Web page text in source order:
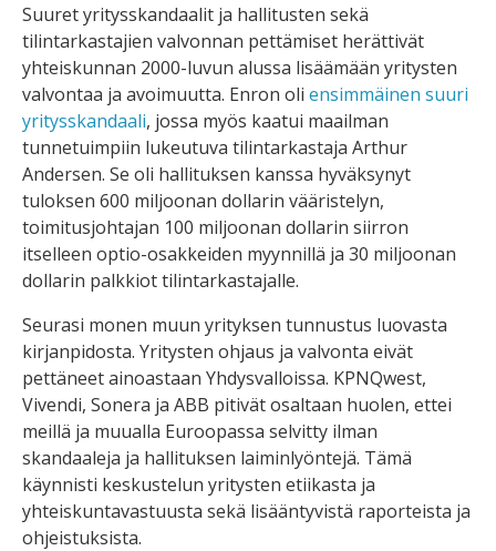
Suuret yritysskandaalit ja hallitusten sekä
tilintarkastajien valvonnan pettämiset herättivät
yhteiskunnan 2000-luvun alussa lisäämään yritysten
valvontaa ja avoimuutta. Enron oli ensimmäinen suuri
yritysskandaali, jossa myös kaatui maailman
tunnetuimpiin lukeutuva tilintarkastaja Arthur
Andersen. Se oli hallituksen kanssa hyväksynyt
tuloksen 600 miljoonan dollarin vääristelyn,
toimitusjohtajan 100 miljoonan dollarin siirron
itselleen optio-osakkeiden myynnillä ja 30 miljoonan
dollarin palkkiot tilintarkastajalle.
Seurasi monen muun yrityksen tunnustus luovasta
kirjanpidosta. Yritysten ohjaus ja valvonta eivät
pettäneet ainoastaan Yhdysvalloissa. KPNQwest,
Vivendi, Sonera ja ABB pitivät osaltaan huolen, ettei
meillä ja muualla Euroopassa selvitty ilman
skandaaleja ja hallituksen laiminlyöntejä. Tämä
käynnisti keskustelun yritysten etiikasta ja
yhteiskuntavastuusta sekä lisääntyvistä raporteista ja
ohjeistuksista.